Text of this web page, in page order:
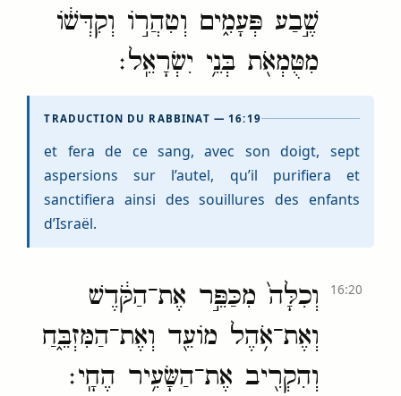
שֶׁ֣בַע פְּעָמִ֑ים וְטִהֲר֣וֹ וְקִדְּשׁ֔וֹ
מִטֻּמְאֹ֖ת בְּנֵ֥י יִשְׂרָאֵֽל׃
TRADUCTION DU RABBINAT — 16:19
et fera de ce sang, avec son doigt, sept
aspersions sur l’autel, qu’il purifiera et
sanctifiera ainsi des souillures des enfants
d’Israël.
וְכִלָּה֙ מִכַּפֵּ֣ר אֶת־הַקֹּ֔דֶשׁ
וְאֶת־אֹ֥הֶל מוֹעֵ֖ד וְאֶת־הַמִּזְבֵּ֑חַ
וְהִקְרִ֖יב אֶת־הַשָּׂעִ֥יר הֶחָֽי׃
16:20